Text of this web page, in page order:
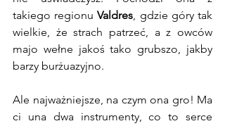
takiego regionu Valdres, gdzie góry tak
wielkie, że strach patrzeć, a z owców
majo wełne jakoś tako grubszo, jakby
barzy burżuazyjno.
Ale najważniejsze, na czym ona gro! Ma
ci una dwa instrumenty, co to serce